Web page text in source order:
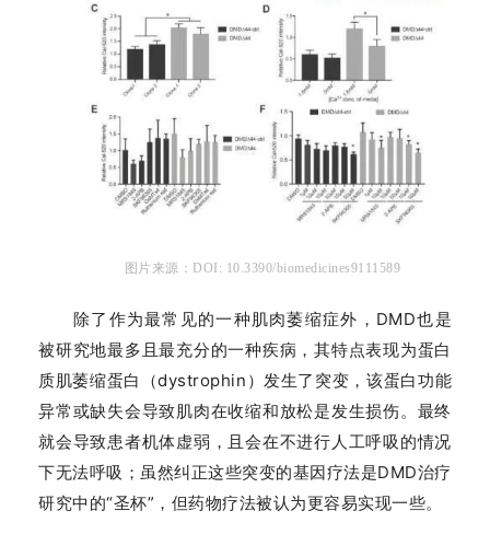
图片来源：DOI: 10.3390/biomedicines9111589
除了作为最常见的一种肌肉萎缩症外，DMD也是
被研究地最多且最充分的一种疾病，其特点表现为蛋白
质肌萎缩蛋白（dystrophin）发生了突变，该蛋白功能
异常或缺失会导致肌肉在收缩和放松是发生损伤。最终
就会导致患者机体虚弱，且会在不进行人工呼吸的情况
下无法呼吸；虽然纠正这些突变的基因疗法是DMD治疗
研究中的“圣杯”，但药物疗法被认为更容易实现一些。